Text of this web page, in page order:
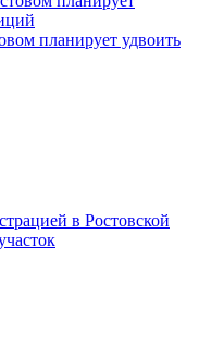
планирует удвоить
в Ростовской